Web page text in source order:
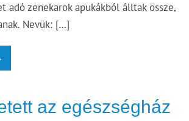
adó zenekarok apukákból álltak össze,
Nevük: […]
az egészségház